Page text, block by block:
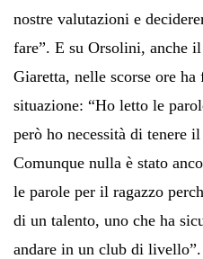
nostre valutazioni e
fare”. E su Orsolini, anche
Giaretta, nelle scorse ore
situazione: “Ho letto le
però ho necessità di tenere
Comunque nulla è stato
le parole per il ragazzo
di un talento, uno che ha
andare in un club di livello”.